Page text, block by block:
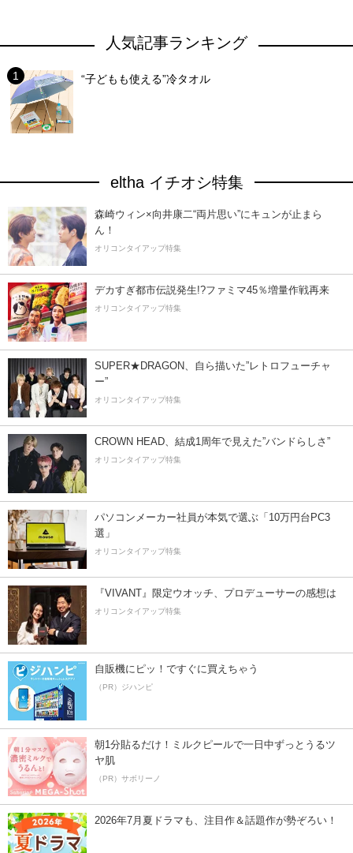
人気記事ランキング
“子どもも使える”冷タオル
eltha イチオシ特集
森崎ウィン×向井康二“両片思い”にキュンが止まら
ん！
オリコンタイアップ特集
デカすぎ都市伝説発生!?ファミマ45％増量作戦再来
オリコンタイアップ特集
SUPER★DRAGON、自ら描いた”レトロフューチャ
ー”
オリコンタイアップ特集
CROWN HEAD、結成1周年で見えた”バンドらしさ”
オリコンタイアップ特集
パソコンメーカー社員が本気で選ぶ「10万円台PC3
選」
オリコンタイアップ特集
『VIVANT』限定ウオッチ、プロデューサーの感想は
オリコンタイアップ特集
自販機にピッ！ですぐに買えちゃう
（PR）ジハンピ
朝1分貼るだけ！ミルクピールで一日中ずっとうるツ
ヤ肌
（PR）サボリーノ
2026年7月夏ドラマも、注目作＆話題作が勢ぞろい！